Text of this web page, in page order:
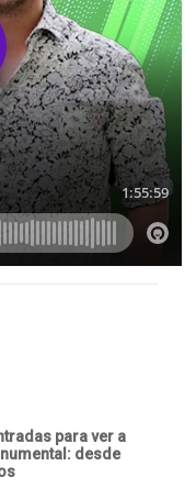
para ver a
desde